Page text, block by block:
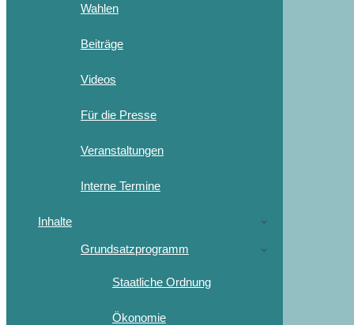
Wahlen
Beiträge
Videos
Für die Presse
Veranstaltungen
Interne Termine
Inhalte
Grundsatzprogramm
Staatliche Ordnung
Ökonomie